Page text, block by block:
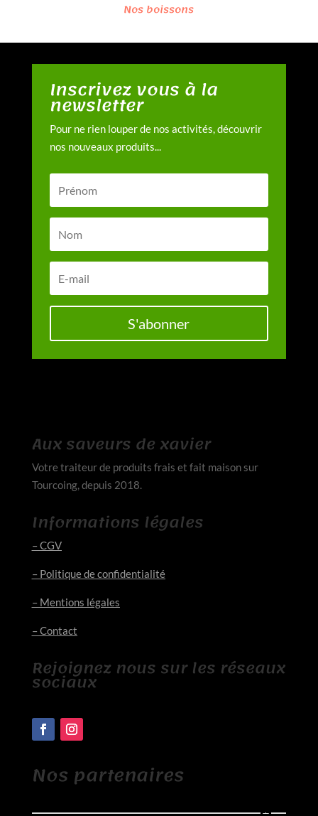
Nos boissons
Inscrivez vous à la
newsletter
Pour ne rien louper de nos activités, découvrir
nos nouveaux produits...
S'abonner
Aux saveurs de xavier
Votre traiteur de produits frais et fait maison sur
Tourcoing, depuis 2018.
Informations légales
– CGV
– Politique de confidentialité
– Mentions légales
– Contact
Rejoignez nous sur les réseaux
sociaux
Nos partenaires